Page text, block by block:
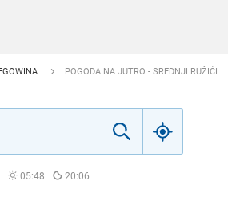
POGODA NA JUTRO - SREDNJI RUŽIĆI
05:48 20:06